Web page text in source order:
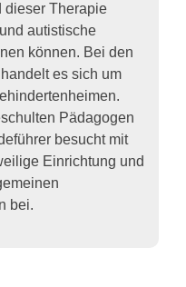
dieser Therapie
autistische
können. Bei den
es sich um
Pädagogen
besucht mit
Einrichtung und
bei.